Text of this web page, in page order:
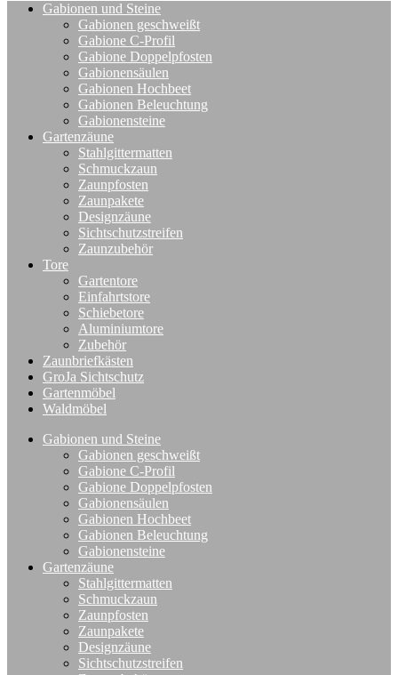
Gabionen und Steine
Gabionen geschweißt
Gabione C-Profil
Gabione Doppelpfosten
Gabionensäulen
Gabionen Hochbeet
Gabionen Beleuchtung
Gabionensteine
Gartenzäune
Stahlgittermatten
Schmuckzaun
Zaunpfosten
Zaunpakete
Designzäune
Sichtschutzstreifen
Zaunzubehör
Tore
Gartentore
Einfahrtstore
Schiebetore
Aluminiumtore
Zubehör
Zaunbriefkästen
GroJa Sichtschutz
Gartenmöbel
Waldmöbel
Gabionen und Steine
Gabionen geschweißt
Gabione C-Profil
Gabione Doppelpfosten
Gabionensäulen
Gabionen Hochbeet
Gabionen Beleuchtung
Gabionensteine
Gartenzäune
Stahlgittermatten
Schmuckzaun
Zaunpfosten
Zaunpakete
Designzäune
Sichtschutzstreifen